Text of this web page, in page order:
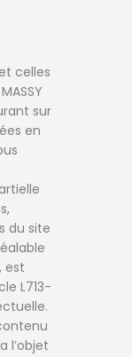
celles
sur
en
du site
est
L713-
l’objet